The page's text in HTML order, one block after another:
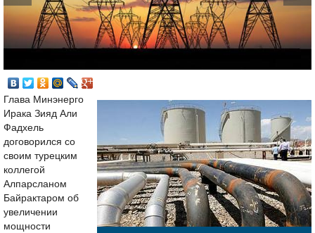
Глава Минэнерго
Ирака Зияд Али
Фадхель
договорился со
своим турецким
коллегой
Алпарсланом
Байрактаром об
увеличении
мощности